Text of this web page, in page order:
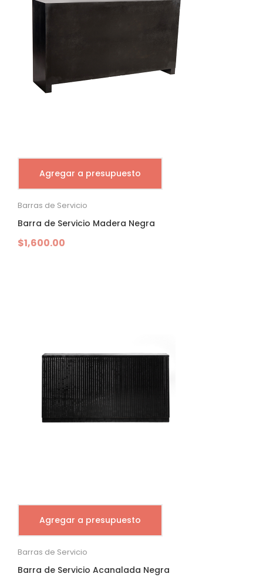
Agregar a presupuesto
Barras de Servicio
Barra de Servicio Madera Negra
$1,600.00
Agregar a presupuesto
Barras de Servicio
Barra de Servicio Acanalada Negra